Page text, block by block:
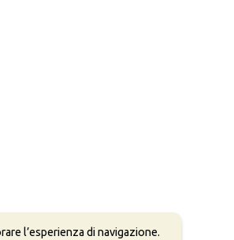
l’esperienza di navigazione.